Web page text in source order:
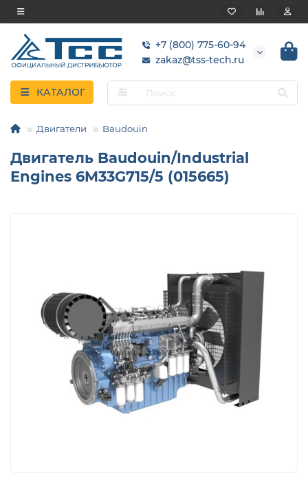
+7 (800) 775-60-94
zakaz@tss-tech.ru
КАТАЛОГ
Двигатели Baudouin
Двигатель Baudouin/Industrial
Engines 6M33G715/5 (015665)